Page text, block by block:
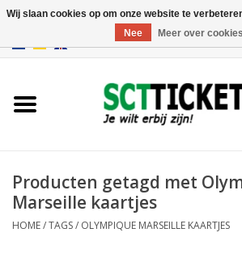
Producten getagd met
Marseille kaartjes
HOME/TAGS/ OLYMPIQUE MARSEILLE KAARTJES
Wij slaan cookies op om onze website te
Nee
Meer over